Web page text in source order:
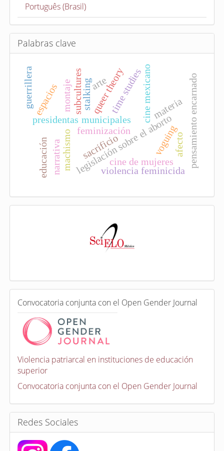
c
l
Português (Brasil)
Palabras clave
stalking
presidentas municipales cine mexicano
legislación sobre el aborto
machismo feminización
cine de mujeres
voguing
queer theorytime studies
subcultures
afecto
materia
violencia feminicida
narrativa
espaciosmontaje arte pensamiento encarnado
guerrillera
educación sacrificio
a
e
n
C
o
o
a
t
o
r
a
s
Convocatoria conjunta con el Open Gender Journal
Violencia patriarcal en instituciones de educación
superior
Convocatoria conjunta con el Open Gender Journal
Redes Sociales